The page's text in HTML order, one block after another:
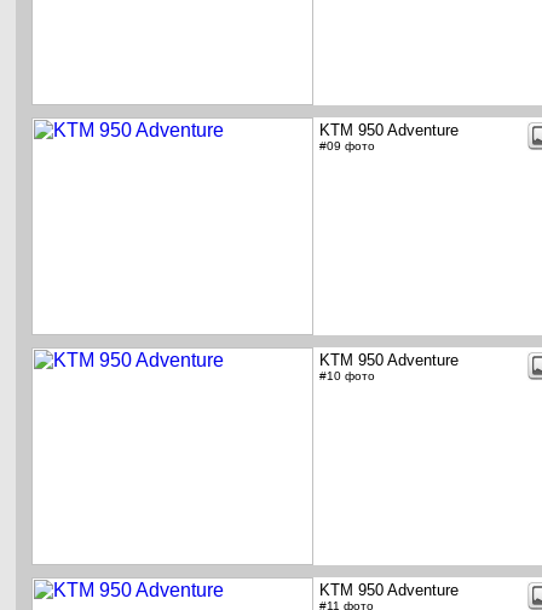
KTM 950 Adventure
#09 фото
KTM 950 Adventure
#10 фото
KTM 950 Adventure
#11 фото